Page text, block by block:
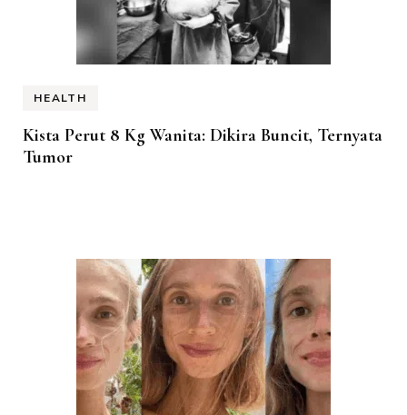
HEALTH
Kista Perut 8 Kg Wanita: Dikira Buncit, Ternyata
Tumor